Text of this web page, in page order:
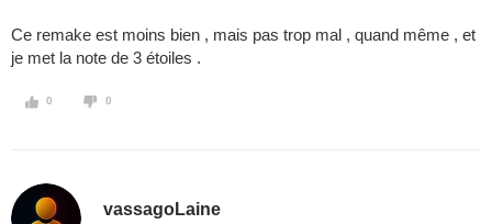
Ce remake est moins bien , mais pas trop mal , quand même , et
je met la note de 3 étoiles .
0 0
vassagoLaine